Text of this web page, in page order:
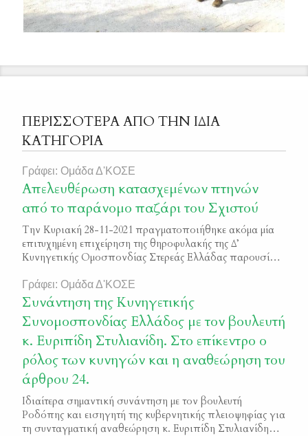
ΠΕΡΙΣΣΟΤΕΡΑ ΑΠΟ ΤΗΝ ΙΔΙΑ
ΚΑΤΗΓΟΡΙΑ
Γράφει: Ομάδα Δ'ΚΟΣΕ
Απελευθέρωση κατασχεμένων πτηνών
από το παράνομο παζάρι του Σχιστού
Την Κυριακή 28-11-2021 πραγματοποιήθηκε ακόμα μία
επιτυχημένη επιχείρηση της θηροφυλακής της Δ’
Κυνηγετικής Ομοσπονδίας Στερεάς Ελλάδας παρουσία
παράνομο παζάρι του Σχιστού. Δόθηκε ένα σοβαρό
πλήγμα στο παράνομο εμπόριο πουλιών. Με την
ευκαιρία, σας γνωρίζουμε ότι συνολικά το τελευταίο
τριετία έχουν υποβληθεί από τους Ομοσπονδιακούς
θηροφύλακες και Δασοφύλακες 37 […]
Γράφει: Ομάδα Δ'ΚΟΣΕ
Συνάντηση της Κυνηγετικής
Συνομοσπονδίας Ελλάδος με τον βουλευτή
κ. Ευριπίδη Στυλιανίδη. Στο επίκεντρο ο
ρόλος των κυνηγών και η αναθεώρηση του
άρθρου 24.
Ιδιαίτερα σημαντική συνάντηση με τον βουλευτή
Ροδόπης και εισηγητή της κυβερνητικής πλειοψηφίας για
τη συνταγματική αναθεώρηση κ. Ευριπίδη Στυλιανίδη